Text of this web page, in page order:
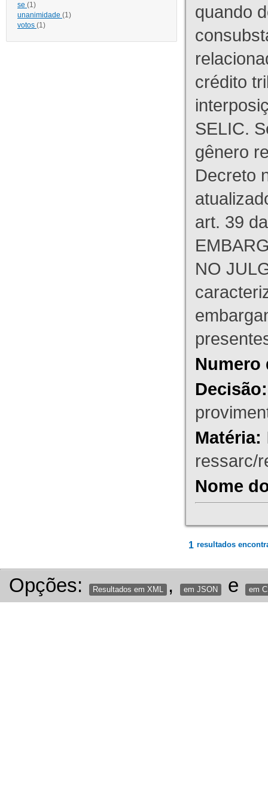
se (1)
unanimidade (1)
votos (1)
quando
crédito
SELIC.
gênero
Decreto
art. 39
NO
Numero
Decisão:
Matéria:
ressarc/
Nome
1 resultados
Opções: Resultados em XML , em JSON e em